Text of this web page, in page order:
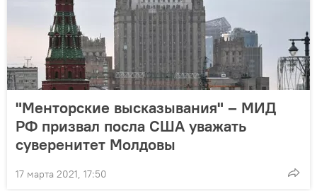
"Менторские высказывания" – МИД
РФ призвал посла США уважать
суверенитет Молдовы
17 марта 2021, 17:50